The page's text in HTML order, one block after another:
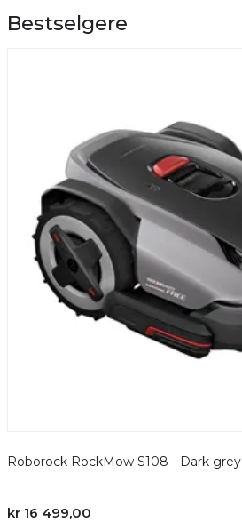
Bestselgere
Roborock RockMow S108 - Dark grey
kr 16 499,00